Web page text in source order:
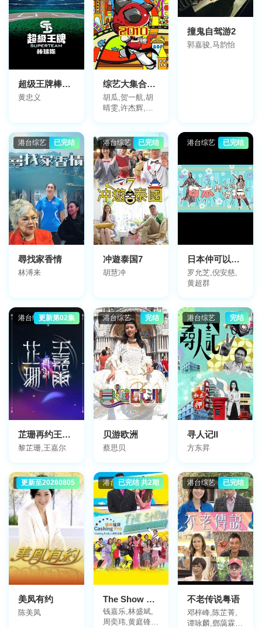
超级王牌棒球队
黄忠义
综艺大集合2022
胡瓜,贺一航,胡
晴雯,许杰辉,杨
撞鬼自驾游2
郭嘉骏,马韵怡
港台综艺 已完结
尋找家香情
林溥来
港台综艺 已完结
冲遊泰国7
胡慧冲
港台综艺 已完结
日本仲可以咁玩
罗允芝,倪安慈,
黄超群
港台综艺更新第02集
芷珊再约王嘉尔
黎芷珊,王嘉尔
港台综艺 完结
贝游欧洲
蔡思贝
港台综艺 完结
寻人记II
方东昇
港台综艺
更新至20260805
美凤有约
陈美凤
港台综艺已完结 共2期
The Show Must Go On
钱嘉乐,林盛斌,
周奕玮,黄庭锋,
港台综艺 已完结
不老传说粤语
邓梓峰,陈芷菁,
谭咏麟,鄧藹霖,